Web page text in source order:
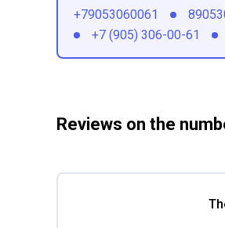
+79053060061
+7 (905) 306-00-61
Reviews on the